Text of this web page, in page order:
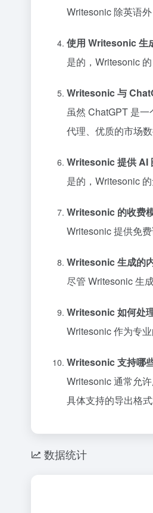
Writesonic 除英语
使用 Writesonic 生
是的，Writesonic
Writesonic 与
虽然 ChatGPT 是
代理、优质的市场
Writesonic 提供 AI
是的，Writesonic
Writesonic 的收费
Writesonic 提供免
Writesonic 生成的
尽管 Writesonic 生
Writesonic 如何处
Writesonic 作为专
Writesonic 支持哪
Writesonic 通常允
具体支持的导出格
数据统计